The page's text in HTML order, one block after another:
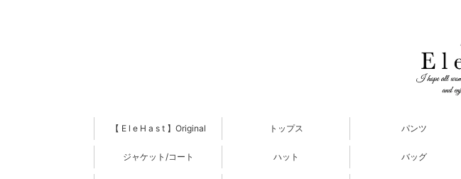
【 E l e H a s t 】Original トップス パンツ
ジャケット/コート ハット バッグ